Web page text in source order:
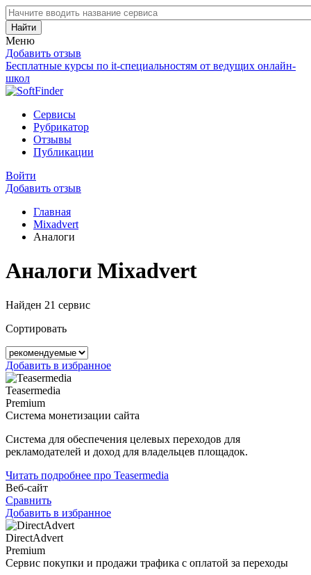
Найти
Меню
Добавить отзыв
Бесплатные курсы по it-специальностям от ведущих онлайн-
школ
Сервисы
Рубрикатор
Отзывы
Публикации
Войти
Добавить отзыв
Главная
Mixadvert
Аналоги
Аналоги Mixadvert
Найден 21 сервис
Сортировать
Добавить в избранное
Teasermedia
Premium
Система монетизации сайта
Система для обеспечения целевых переходов для
рекламодателей и доход для владельцев площадок.
Читать подробнее про Teasermedia
Веб-сайт
Сравнить
Добавить в избранное
DirectAdvert
Premium
Сервис покупки и продажи трафика с оплатой за переходы